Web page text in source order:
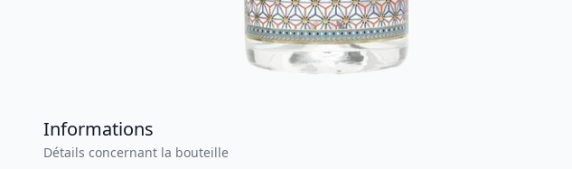
Informations
Détails concernant la bouteille